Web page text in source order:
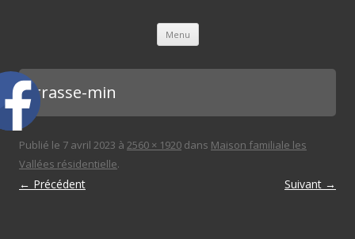
Menu Aller au contenu principal
terrasse-min
Publié le 7 avril 2023 à 2560 × 1920 dans Maison familiale les
Vallées résidentielle.
← Précédent Suivant →